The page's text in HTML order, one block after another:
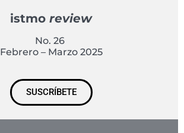
istmo review
No. 26
Febrero – Marzo 2025
SUSCRÍBETE